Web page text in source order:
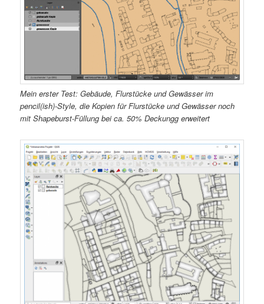
Mein erster Test: Gebäude, Flurstücke und Gewässer im
pencil(ish)-Style, die Kopien für Flurstücke und Gewässer noch
mit Shapeburst-Füllung bei ca. 50% Deckungg erweitert